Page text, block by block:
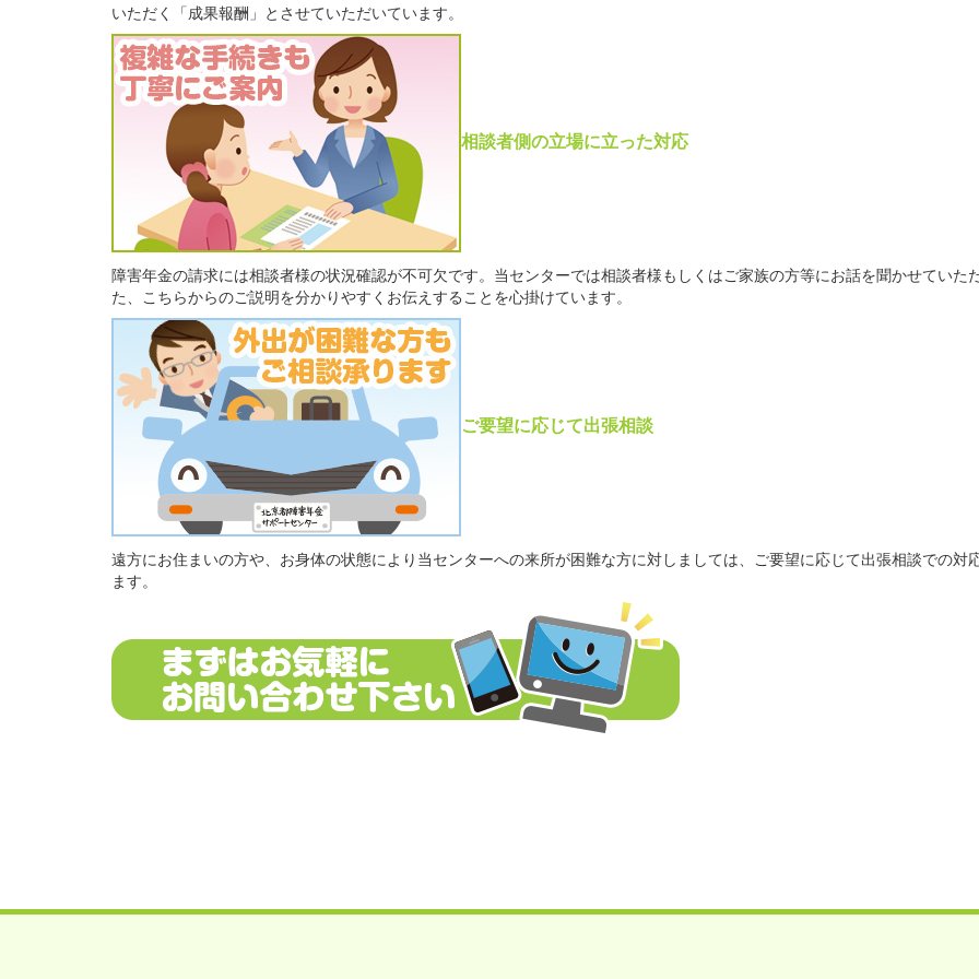
いただく「成果報酬」とさせていただいています。
相談者側の立場に立った対応
障害年金の請求には相談者様の状況確認が不可欠です。当センターでは相談者様もしくはご家族の方等にお話を聞かせていた
た、こちらからのご説明を分かりやすくお伝えすることを心掛けています。
ご要望に応じて出張相談
遠方にお住まいの方や、お身体の状態により当センターへの来所が困難な方に対しましては、ご要望に応じて出張相談での対
ます。